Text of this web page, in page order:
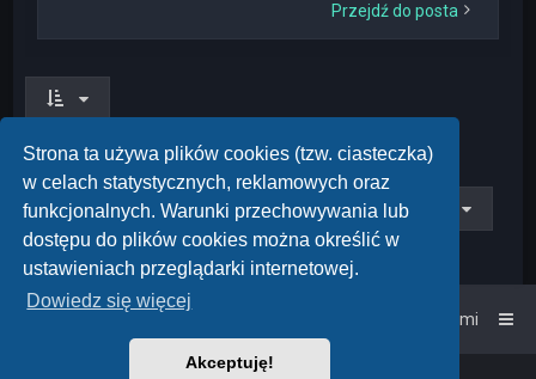
Strona ta używa plików cookies (tzw. ciasteczka)
w celach statystycznych, reklamowych oraz
funkcjonalnych. Warunki przechowywania lub
dostępu do plików cookies można określić w
ustawieniach przeglądarki internetowej.
Dowiedz się więcej
Akceptuję!
Przejdź do posta
Przejdź do
Kontakt z nami